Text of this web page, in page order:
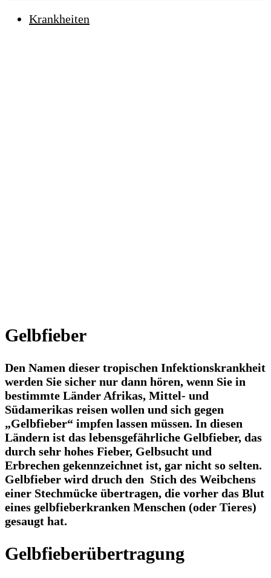
Krankheiten
Gelbfieber
Den Namen dieser tropischen Infektionskrankheit
werden Sie sicher nur dann hören, wenn Sie in
bestimmte Länder Afrikas, Mittel- und
Südamerikas reisen wollen und sich gegen
„Gelbfieber“ impfen lassen müssen. In diesen
Ländern ist das lebensgefährliche Gelbfieber, das
durch sehr hohes Fieber, Gelbsucht und
Erbrechen gekennzeichnet ist, gar nicht so selten.
Gelbfieber wird druch den Stich des Weibchens
einer Stechmücke übertragen, die vorher das Blut
eines gelbfieberkranken Menschen (oder Tieres)
gesaugt hat.
Gelbfieberübertragung